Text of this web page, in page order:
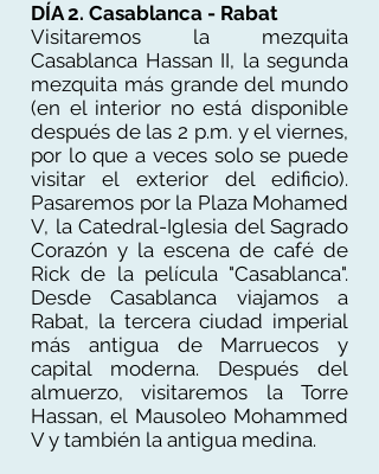
DÍA 2. Casablanca - Rabat
Visitaremos la mezquita
Casablanca Hassan II, la segunda
mezquita más grande del mundo
(en el interior no está disponible
después de las 2 p.m. y el viernes,
por lo que a veces solo se puede
visitar el exterior del edificio).
Pasaremos por la Plaza Mohamed
V, la Catedral-Iglesia del Sagrado
Corazón y la escena de café de
Rick de la película "Casablanca".
Desde Casablanca viajamos a
Rabat, la tercera ciudad imperial
más antigua de Marruecos y
capital moderna. Después del
almuerzo, visitaremos la Torre
Hassan, el Mausoleo Mohammed
V y también la antigua medina.